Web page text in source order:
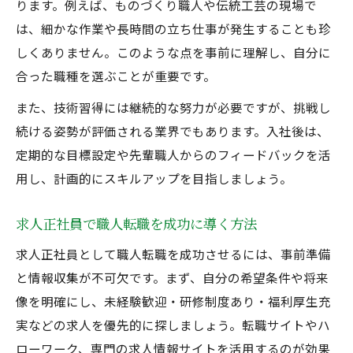
ります。例えば、ものづくり職人や伝統工芸の現場で
は、細かな作業や長時間の立ち仕事が発生することも珍
しくありません。このような点を事前に理解し、自分に
合った職種を選ぶことが重要です。
また、技術習得には継続的な努力が必要ですが、挑戦し
続ける姿勢が評価される業界でもあります。入社後は、
定期的な目標設定や先輩職人からのフィードバックを活
用し、計画的にスキルアップを目指しましょう。
求人正社員で職人転職を成功に導く方法
求人正社員として職人転職を成功させるには、事前準備
と情報収集が不可欠です。まず、自分の希望条件や将来
像を明確にし、未経験歓迎・研修制度あり・福利厚生充
実などの求人を優先的に探しましょう。転職サイトやハ
ローワーク、専門の求人情報サイトを活用するのが効果